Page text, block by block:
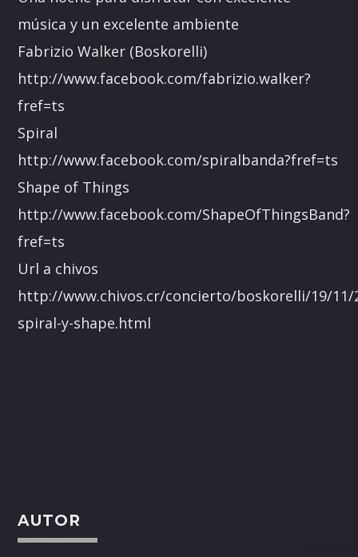
música y un excelente ambiente
Fabrizio Walker (Boskorelli)
http://www.facebook.com/fabrizio.walker?
fref=ts
Spiral
http://www.facebook.com/spiralbanda?fref=ts
Shape of Things
http://www.facebook.com/ShapeOfThingsBand?
fref=ts
Url a chivos
http://www.chivos.cr/concierto/boskorelli/19/
spiral-y-shape.html
AUTOR